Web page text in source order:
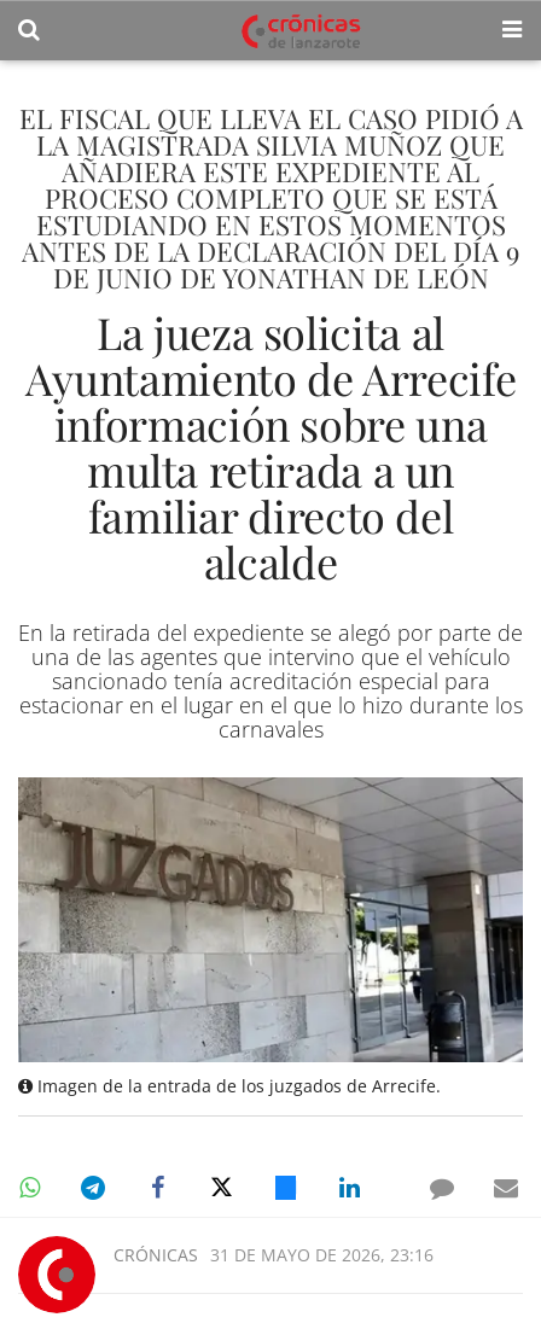
EL FISCAL QUE LLEVA EL CASO PIDIÓ A
LA MAGISTRADA SILVIA MUÑOZ QUE
AÑADIERA ESTE EXPEDIENTE AL
PROCESO COMPLETO QUE SE ESTÁ
ESTUDIANDO EN ESTOS MOMENTOS
ANTES DE LA DECLARACIÓN DEL DÍA 9
DE JUNIO DE YONATHAN DE LEÓN
La jueza solicita al
Ayuntamiento de Arrecife
información sobre una
multa retirada a un
familiar directo del
alcalde
En la retirada del expediente se alegó por parte de
una de las agentes que intervino que el vehículo
sancionado tenía acreditación especial para
estacionar en el lugar en el que lo hizo durante los
carnavales
Imagen de la entrada de los juzgados de Arrecife.
CRÓNICAS 31 DE MAYO DE 2026, 23:16